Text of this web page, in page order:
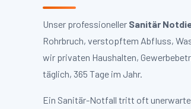
Unser professioneller Sanitär
Rohrbruch, verstopftem Abfluss,
wir privaten Haushalten,
täglich, 365 Tage im Jahr.
Ein Sanitär-Notfall tritt oft